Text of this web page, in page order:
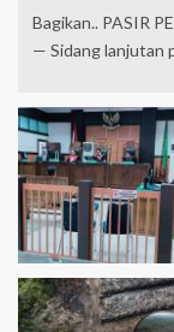
Bagikan.. PASIR
— Sidang lanjutan